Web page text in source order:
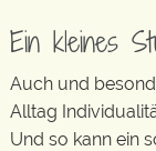
Ein kleines
Auch und
Alltag
Und so kann ein